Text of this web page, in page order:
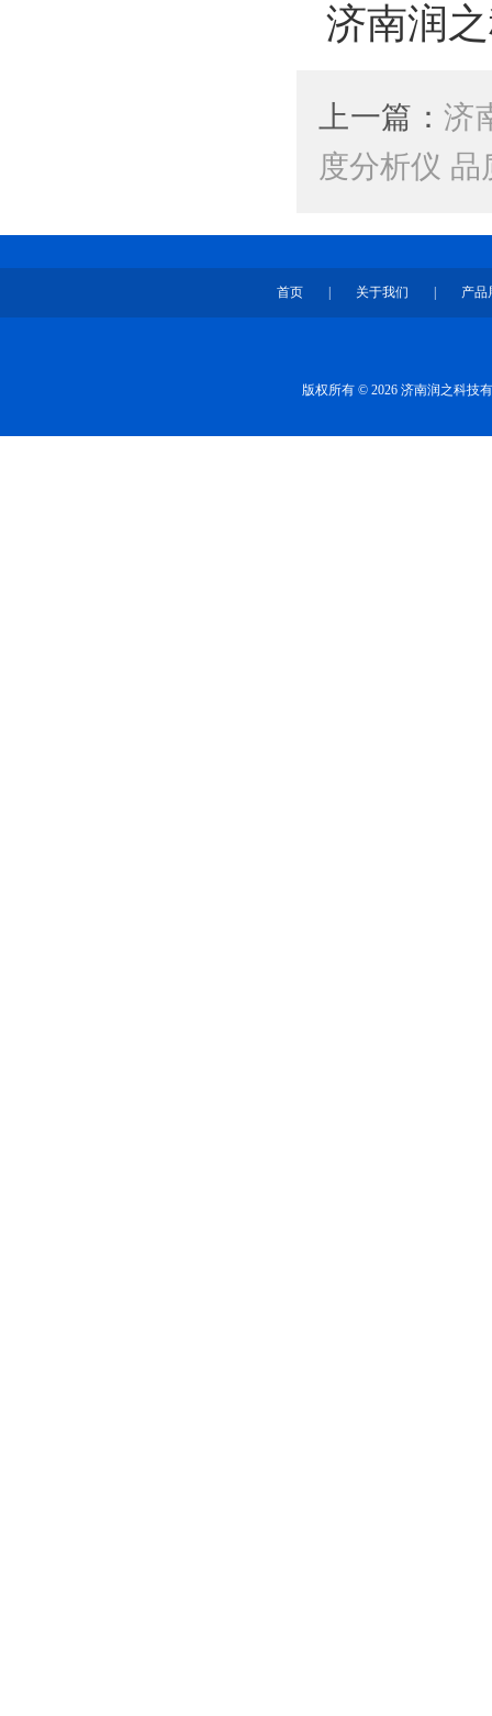
济南润
上一篇：济
度分析仪
首页 关于我们 产品
版权所有 © 2026 济南润之科技